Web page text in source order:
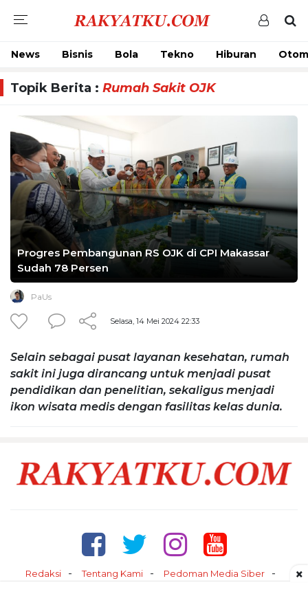
News Bisnis Bola Tekno Hiburan
Topik Berita : Rumah Sakit OJK
Progres Pembangunan RS OJK di CPI Makassar
Sudah 78 Persen
PaUs
Selasa, 14 Mei 2024 22:33
Selain sebagai pusat layanan kesehatan, rumah
sakit ini juga dirancang untuk menjadi pusat
pendidikan dan penelitian, sekaligus menjadi
ikon wisata medis dengan fasilitas kelas dunia.
Redaksi Tentang Kami
Pedoman Media Siber
×